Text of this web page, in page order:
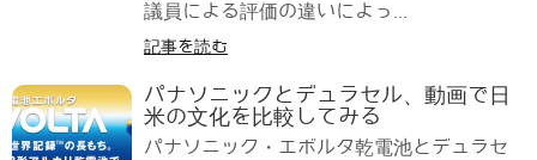
議員による評価の違いによっ...
記事を読む
パナソニックとデュラセル、動画で日
米の文化を比較してみる
パナソニック・エボルタ乾電池とデュラセ